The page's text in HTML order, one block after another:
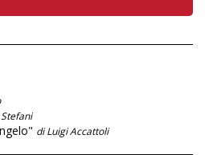
di Luigi Accattoli